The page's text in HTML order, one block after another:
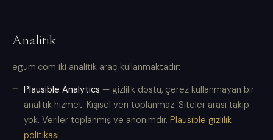
Analitik
egum.com iki analitik araç kullanmaktadır:
Plausible Analytics — gizlilik dostu, çerez kullanmayan bir
analitik hizmet. Kişisel veri toplanmaz. Siteler arası takip
yok. Veriler toplanmış ve anonimdir. Plausible gizlilik
politikası